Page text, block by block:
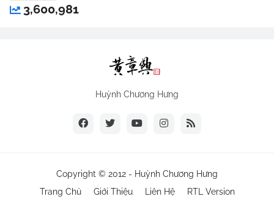
3,600,981
Huỳnh Chương Hưng
Copyright © 2012 - Huỳnh Chương Hưng
Trang Chủ
Giới Thiệu Liên Hệ RTL Version